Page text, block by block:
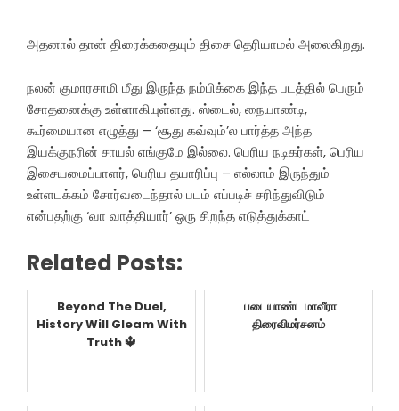
அதனால் தான் திரைக்கதையும் திசை தெரியாமல் அலைகிறது.
நலன் குமாரசாமி மீது இருந்த நம்பிக்கை இந்த படத்தில் பெரும்
சோதனைக்கு உள்ளாகியுள்ளது. ஸ்டைல், நையாண்டி,
கூர்மையான எழுத்து – ‘சூது கவ்வும்’ல பார்த்த அந்த
இயக்குநரின் சாயல் எங்குமே இல்லை. பெரிய நடிகர்கள், பெரிய
இசையமைப்பாளர், பெரிய தயாரிப்பு – எல்லாம் இருந்தும்
உள்ளடக்கம் சோர்வடைந்தால் படம் எப்படிச் சரிந்துவிடும்
என்பதற்கு ‘வா வாத்தியார்’ ஒரு சிறந்த எடுத்துக்காட்
Related Posts:
Beyond The Duel,
History Will Gleam With
Truth 🔱
படையாண்ட மாவீரா
திரைவிமர்சனம்